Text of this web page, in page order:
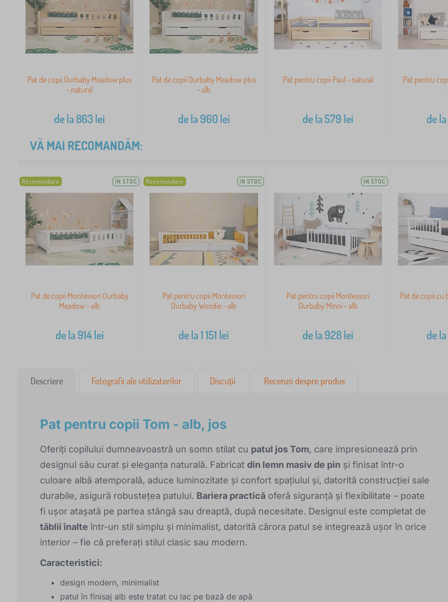
Pat de copii Ourbaby Meadow plus
- natural
de la 863lei
Pat de copii Ourbaby Meadow plus
- alb
de la 960 lei
Pat pentru copii Paul - natural
de la579 lei
Pat pentru
de la
VĂ MAI RECOMANDĂM:
Recomandare IN STOC
Pat de copii Montessori Ourbaby
Meadow - alb
de la 914lei
Recomandare IN STOC
Pat pentru copii Montessori
Ourbaby Woodie - alb
de la1 151 lei
IN STOC
Pat pentru copii Montessori
Ourbaby Minni - alb
de la 928lei
Pat de copii cu
de la
Descriere Fotografii ale utilizatorilor Discuții Recenzii despre produs
Pat pentru copii Tom - alb, jos
Oferiți copilului dumneavoastră un somn stilat cu patul jos Tom, care impresionează prin
designul său curat și eleganța naturală. Fabricat din lemn masiv de pin și finisat într-o
culoare albă atemporală, aduce luminozitate și confort spațiului și, datorită construcției sale
durabile, asigură robustețea patului. Bariera practică oferă siguranță și flexibilitate – poate
fi ușor atașată pe partea stângă sau dreaptă, după necesitate. Designul este completat de
tăblii înalte într-un stil simplu și minimalist, datorită cărora patul se integrează ușor în orice
interior – fie că preferați stilul clasic sau modern.
Caracteristici:
design modern, minimalist
patul în finisaj alb este tratat cu lac pe bază de apă